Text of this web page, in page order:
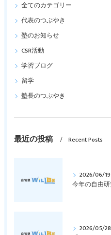
全てのカテゴリー
代表のつぶやき
塾のお知らせ
CSR活動
学習ブログ
留学
塾長のつぶやき
最近の投稿 Recent Posts
2026/06/19
2026/05/28